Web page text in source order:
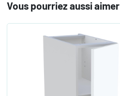
Vous pourriez aussi aimer